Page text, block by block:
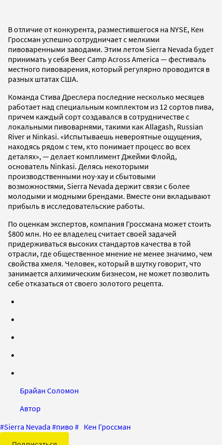
В отличие от конкурента, разместившегося на NYSE, Кен
Гроссман успешно сотрудничает с мелкими
пивоваренными заводами. Этим летом Sierra Nevada будет
принимать у себя Beer Camp Across America — фестиваль
местного пивоварения, который регулярно проводится в
разных штатах США.
Команда Стива Дреслера последние несколько месяцев
работает над специальным комплектом из 12 сортов пива,
причем каждый сорт создавался в сотрудничестве с
локальными пивоварнями, такими как Allagash, Russian
River и Ninkasi. «Испытываешь невероятные ощущения,
находясь рядом с тем, кто понимает процесс во всех
деталях», — делает комплимент Джейми Флойд,
основатель Ninkasi. Делясь некоторыми
производственными ноу-хау и сбытовыми
возможностями, Sierra Nevada держит связи с более
молодыми и модными брендами. Вместе они вкладывают
прибыль в исследовательские работы.
По оценкам экспертов, компания Гроссмана может стоить
$800 млн. Но ее владелец считает своей задачей
придерживаться высоких стандартов качества в той
отрасли, где общественное мнение не менее значимо, чем
свойства хмеля. Человек, который в шутку говорит, что
занимается алхимическим бизнесом, не может позволить
себе отказаться от своего золотого рецепта.
Брайан Соломон
Автор
#Sierra Nevada #пиво # Кен Гроссман